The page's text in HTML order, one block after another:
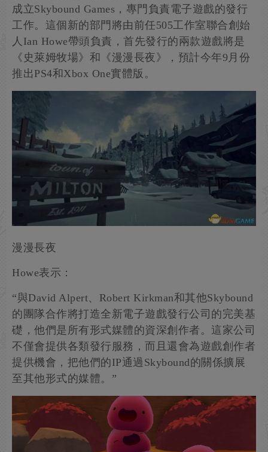
成立Skybound Games，專門負責電子遊戲的發行
工作。這個新的部門將由前任505工作室聯合創始
人Ian Howe帶頭負責，首先發行的兩款遊戲將是
《史萊姆牧場》和《漫漫長夜》，預計今年9月份
推出PS4和Xbox One實體版。
漫漫長夜
Howe表示：
“與David Alpert、Robert Kirkman和其他Skybound
的團隊合作將打造全新電子遊戲發行公司的完美基
礎，他們是所有形式媒體的資深創作者。這家公司
不僅會提供各類發行服務，而且還會為遊戲創作者
提供機會，把他們的IP通過Skybound的關係擴展
至其他形式的媒體。”